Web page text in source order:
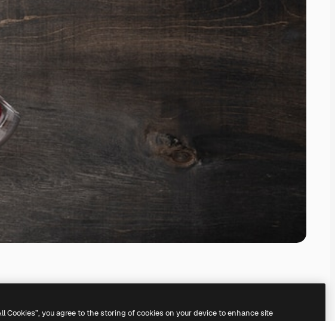
Cookies”, you agree to the storing of cookies on your device to enhance site